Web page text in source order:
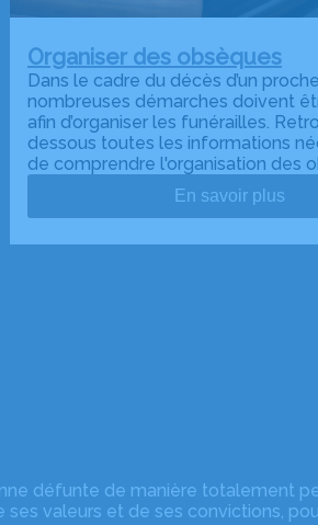
Organiser des obsèques
Dans le cadre du décès d’un
nombreuses démarches doivent
afin d’organiser les funérailles.
dessous toutes les informations
de comprendre l'organisation des
En savoir plus
défunte de manière totalement
valeurs et de ses convictions,